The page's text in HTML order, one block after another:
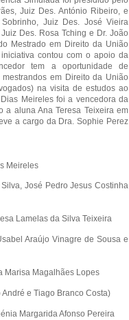
Juiz Des. António Ribeiro, e
Juiz Des. José Vieira
Des. Rosa Tching e Dr. João
Mestrado em Direito da União
contou com o apoio da
tem a oportunidade de
em Direito da União
na visita de estudos ao
Meireles foi a vencedora da
a aluna Ana Teresa Teixeira em
a cargo da Dra. Sophie Perez
Meireles
José Pedro Jesus Costinha
Lamelas da Silva Teixeira
Araújo Vinagre de Sousa e
Marisa Magalhães Lopes
e Tiago Branco Costa)
Margarida Afonso Pereira